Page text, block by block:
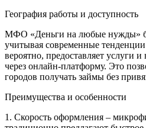
География работы и доступность
МФО «Деньги на любые нужды»
учитывая современные
вероятно, предоставляет услуги
через онлайн-платформу. Это
городов получать займы без
Преимущества и особенности
1. Скорость оформления –